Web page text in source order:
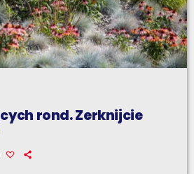
rond. Zerknijcie